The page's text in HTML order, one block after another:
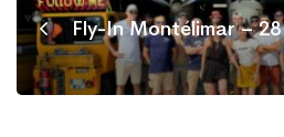
Fly-In Montélimar –